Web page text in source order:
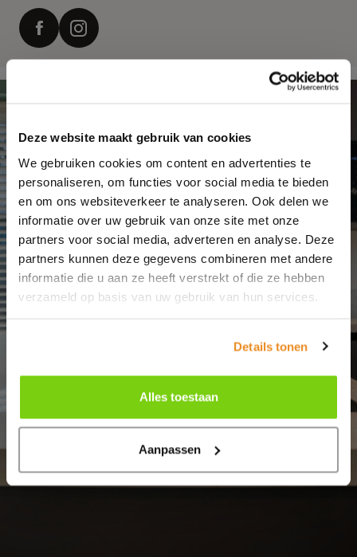
Deze website maakt gebruik van cookies
We gebruiken cookies om content en advertenties te
personaliseren, om functies voor social media te bieden
en om ons websiteverkeer te analyseren. Ook delen we
informatie over uw gebruik van onze site met onze
partners voor social media, adverteren en analyse. Deze
partners kunnen deze gegevens combineren met andere
informatie die u aan ze heeft verstrekt of die ze hebben
verzameld op basis van uw gebruik van hun services.
Details tonen
Alles toestaan
Aanpassen